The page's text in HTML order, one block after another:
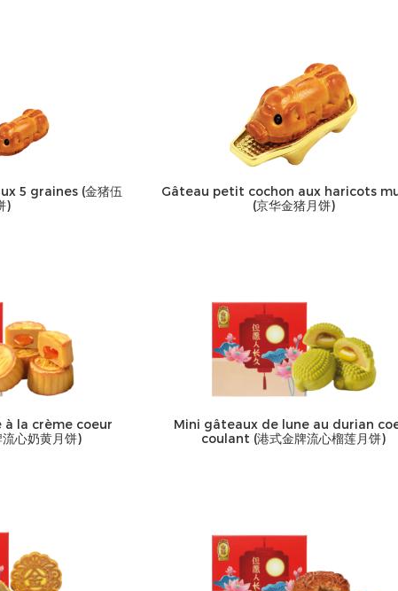
5 graines (金猪伍
)
Gâteau petit cochon aux haricots
(京华金猪月饼)
la crème coeur
心奶黄月饼)
Mini gâteaux de lune au durian
coulant (港式金牌流心榴莲月饼)